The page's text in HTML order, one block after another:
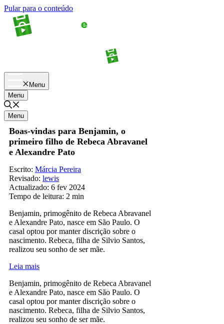
Pular para o conteúdo
Menu
Menu
Menu
Boas-vindas para Benjamin, o
primeiro filho de Rebeca Abravanel
e Alexandre Pato
Escrito: Márcia Pereira
Revisado: lewis
Actualizado: 6 fev 2024
Tempo de leitura: 2 min
Benjamin, primogênito de Rebeca Abravanel
e Alexandre Pato, nasce em São Paulo. O
casal optou por manter discrição sobre o
nascimento. Rebeca, filha de Silvio Santos,
realizou seu sonho de ser mãe.
Leia mais
Benjamin, primogênito de Rebeca Abravanel
e Alexandre Pato, nasce em São Paulo. O
casal optou por manter discrição sobre o
nascimento. Rebeca, filha de Silvio Santos,
realizou seu sonho de ser mãe.